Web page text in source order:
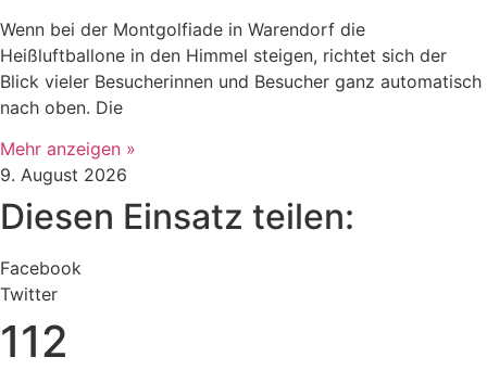
Wenn bei der Montgolfiade in Warendorf die
Heißluftballone in den Himmel steigen, richtet sich der
Blick vieler Besucherinnen und Besucher ganz automatisch
nach oben. Die
Mehr anzeigen »
9. August 2026
Diesen Einsatz teilen:
Facebook
Twitter
112